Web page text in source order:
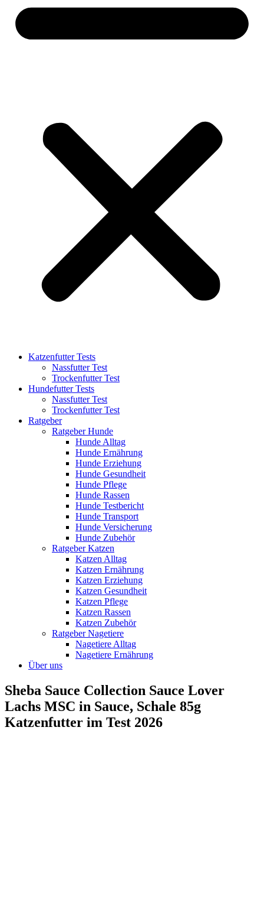
Katzenfutter Tests
Nassfutter Test
Trockenfutter Test
Hundefutter Tests
Nassfutter Test
Trockenfutter Test
Ratgeber
Ratgeber Hunde
Hunde Alltag
Hunde Ernährung
Hunde Erziehung
Hunde Gesundheit
Hunde Pflege
Hunde Rassen
Hunde Testbericht
Hunde Transport
Hunde Versicherung
Hunde Zubehör
Ratgeber Katzen
Katzen Alltag
Katzen Ernährung
Katzen Erziehung
Katzen Gesundheit
Katzen Pflege
Katzen Rassen
Katzen Zubehör
Ratgeber Nagetiere
Nagetiere Alltag
Nagetiere Ernährung
Über uns
Sheba Sauce Collection Sauce Lover
Lachs MSC in Sauce, Schale 85g
Katzenfutter im Test 2026